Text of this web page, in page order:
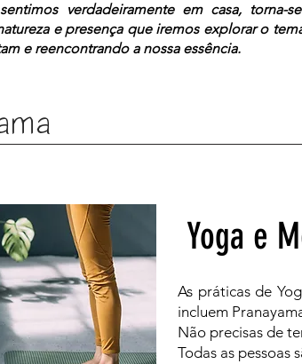
verdadeiramente em casa,
e presença que iremos explorar o
e reencontrando a nossa essência.
Yoga e
As práticas de
incluem
Não precisas de
Todas as pessoas